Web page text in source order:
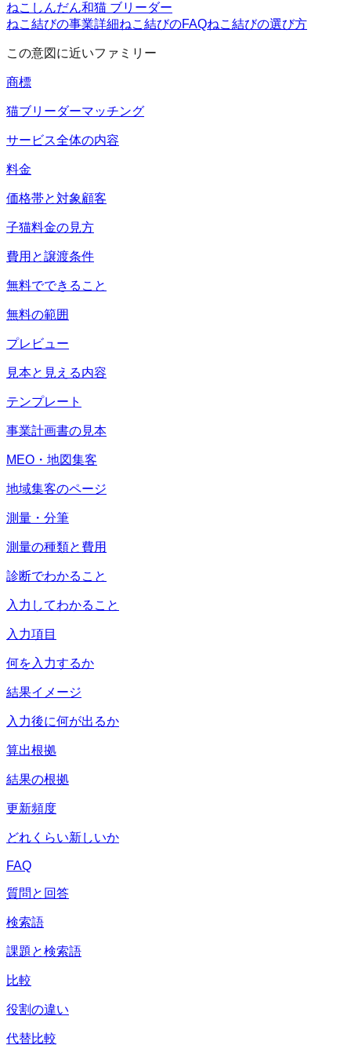
ねこしんだん和猫 ブリーダー
ねこ結びの事業詳細ねこ結びのFAQねこ結びの選び方
この意図に近いファミリー
商標
猫ブリーダーマッチング
サービス全体の内容
料金
価格帯と対象顧客
子猫料金の見方
費用と譲渡条件
無料でできること
無料の範囲
プレビュー
見本と見える内容
テンプレート
事業計画書の見本
MEO・地図集客
地域集客のページ
測量・分筆
測量の種類と費用
診断でわかること
入力してわかること
入力項目
何を入力するか
結果イメージ
入力後に何が出るか
算出根拠
結果の根拠
更新頻度
どれくらい新しいか
FAQ
質問と回答
検索語
課題と検索語
比較
役割の違い
代替比較